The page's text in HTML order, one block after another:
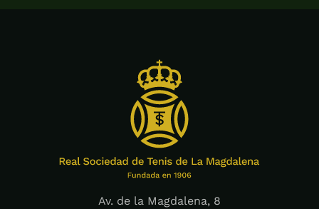
Av. de la Magdalena, 8